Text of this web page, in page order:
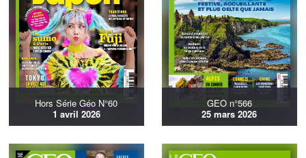
Hors Série Géo N°60
1 avril 2026
GEO n°566
25 mars 2026